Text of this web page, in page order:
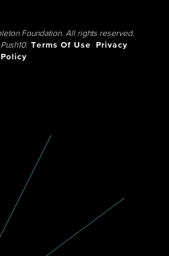
Foundation. All rights reserved.
Terms Of Use
Privacy
Policy